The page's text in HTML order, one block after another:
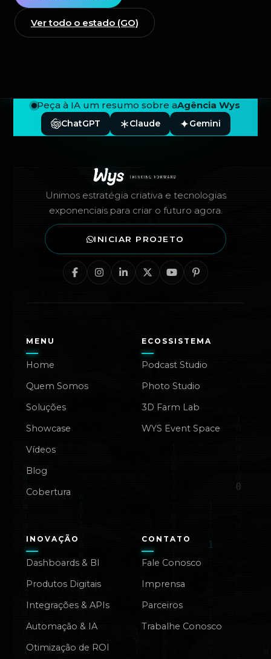
Ver todo o estado (GO)
Peça à IA um resumo sobre aAgência Wys
ChatGPT Claude Gemini
Unimos estratégia criativa e tecnologias
exponenciais para criar o futuro agora.
INICIAR PROJETO
MENU
Home
Quem Somos
Soluções
Showcase
Vídeos
Blog
Cobertura
ECOSSISTEMA
Podcast Studio
Photo Studio
3D Farm Lab
WYS Event Space
INOVAÇÃO
Dashboards & BI
Produtos Digitais
Integrações & APIs
Automação & IA
Otimização de ROI
CONTATO
Fale Conosco
Imprensa
Parceiros
Trabalhe Conosco